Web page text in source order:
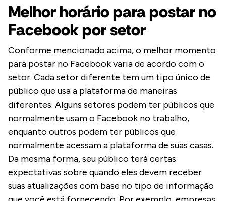
Melhor horário para postar no
Facebook por setor
Conforme mencionado acima, o melhor momento
para postar no Facebook varia de acordo com o
setor. Cada setor diferente tem um tipo único de
público que usa a plataforma de maneiras
diferentes. Alguns setores podem ter públicos que
normalmente usam o Facebook no trabalho,
enquanto outros podem ter públicos que
normalmente acessam a plataforma de suas casas.
Da mesma forma, seu público terá certas
expectativas sobre quando eles devem receber
suas atualizações com base no tipo de informação